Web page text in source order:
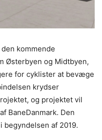
kommende
Østerbyen og Midtbyen,
for cyklister at bevæge
krydser
og projektet vil
BaneDanmark. Den
af 2019.